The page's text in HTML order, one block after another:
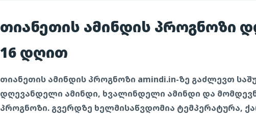
თიანეთის ამინდის პროგნოზი
16 დღით
თიანეთის ამინდის პროგნოზი amindi.in-ზე გაძლევთ
დღევანდელი ამინდი, ხვალინდელი ამინდი და
პროგნოზი. გვერდზე ხელმისაწვდომია ტემპერატურა,